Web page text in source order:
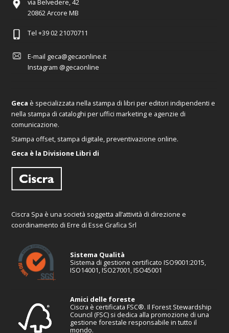
via Belvedere, 42
20862 Arcore MB
Tel +39 02 21070711
E-mail geca@gecaonline.it
Instagram @gecaonline
Geca è specializzata nella stampa di libri per editori indipendenti e
nella stampa di cataloghi per uffici marketing e agenzie di
comunicazione.
Stampa offset, stampa digitale, preventivazione online.
Geca è la Divisione Libri di
Ciscra Spa è una società soggetta all’attività di direzione e
coordinamento di Erre di Esse Grafica Srl
Sistema Qualità
Sistema di gestione certificato ISO9001:2015,
ISO14001, ISO27001, ISO45001
Amici delle foreste
Ciscra è certificata FSC®. Il Forest Stewardship
Council (FSC) si dedica alla promozione di una
gestione forestale responsabile in tutto il
mondo.